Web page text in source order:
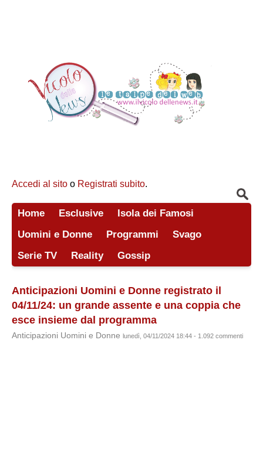
Accedi al sito o Registrati subito.
Home Esclusive
Isola dei Famosi
Uomini e Donne
Programmi
Svago
Serie TV
Reality Gossip
Anticipazioni Uomini e Donne registrato il
04/11/24: un grande assente e una coppia che
esce insieme dal programma
Anticipazioni Uomini e Donne lunedì, 04/11/2024 18:44 - 1.092 commenti